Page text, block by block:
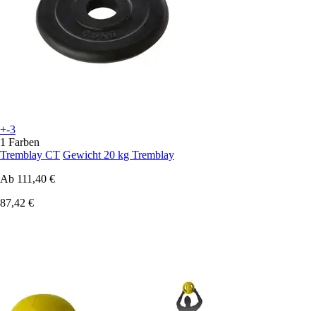
+-3
1 Farben
Tremblay CT Gewicht 20 kg Tremblay
Ab 111,40 €
87,42 €